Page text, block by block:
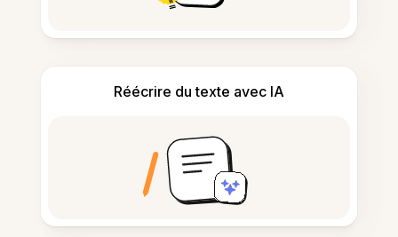
Réécrire du texte avec IA